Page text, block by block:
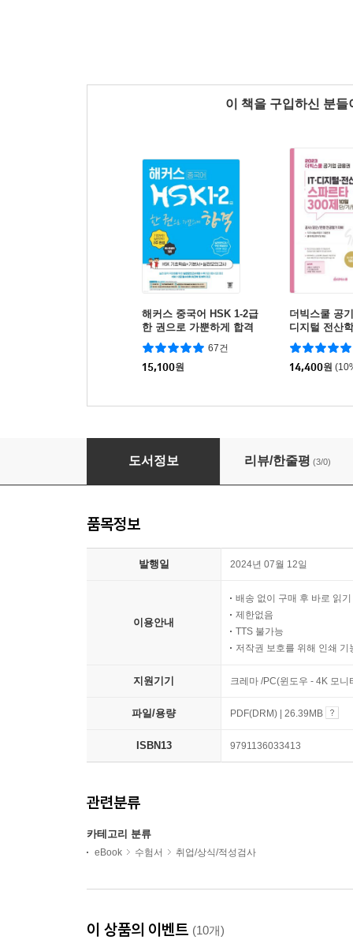
이 책을 구입하신 분
해커스 중국어 HSK 1-2급
한 권으로 가뿐하게 합격
67건
15,100원
더빅스쿨 공
디지털 전산
0제 10일 단
14,400원
최신판 에듀윌 공기업 NCS 10개 영역 기출 600
도서정보 리뷰/한줄평 (3/0)
품목정보
발행일 2024년 07월 12일
이용안내
배송 없이 구매 후 바로 읽기
제한없음
TTS 불가능
저작권 보호를 위해 인쇄 기
지원기기 크레마 /PC(윈도우 - 4K 모
파일/용량 PDF(DRM) | 26.39MB
ISBN13 9791136033413
관련분류
카테고리 분류
eBook 수험서 취업/상식/적성검사
이 상품의 이벤트 (10개)